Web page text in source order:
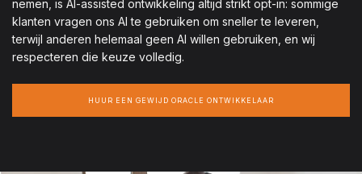
nemen, is AI-assisted ontwikkeling altijd strikt opt-in: sommige
klanten vragen ons AI te gebruiken om sneller te leveren,
terwijl anderen helemaal geen AI willen gebruiken, en wij
respecteren die keuze volledig.
HUUR EEN GEWIJD ORACLE ONTWIKKELAAR